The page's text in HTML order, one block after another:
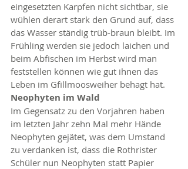
eingesetzten Karpfen nicht sichtbar, sie
wühlen derart stark den Grund auf, dass
das Wasser ständig trüb-braun bleibt. Im
Frühling werden sie jedoch laichen und
beim Abfischen im Herbst wird man
feststellen können wie gut ihnen das
Leben im Gfillmoosweiher behagt hat.
Neophyten im Wald
Im Gegensatz zu den Vorjahren haben
im letzten Jahr zehn Mal mehr Hände
Neophyten gejätet, was dem Umstand
zu verdanken ist, dass die Rothrister
Schüler nun Neophyten statt Papier